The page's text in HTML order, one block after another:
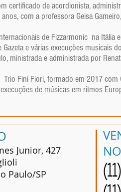
certificado de acordionista,
com a professora Geisa
de Fizzarmonic na Itália
e várias execuções musicais
ministrada e administrada por
Fini Fiori, formado em 2017 com
de músicas em ritmos
Junior, 427
Paulo/SP